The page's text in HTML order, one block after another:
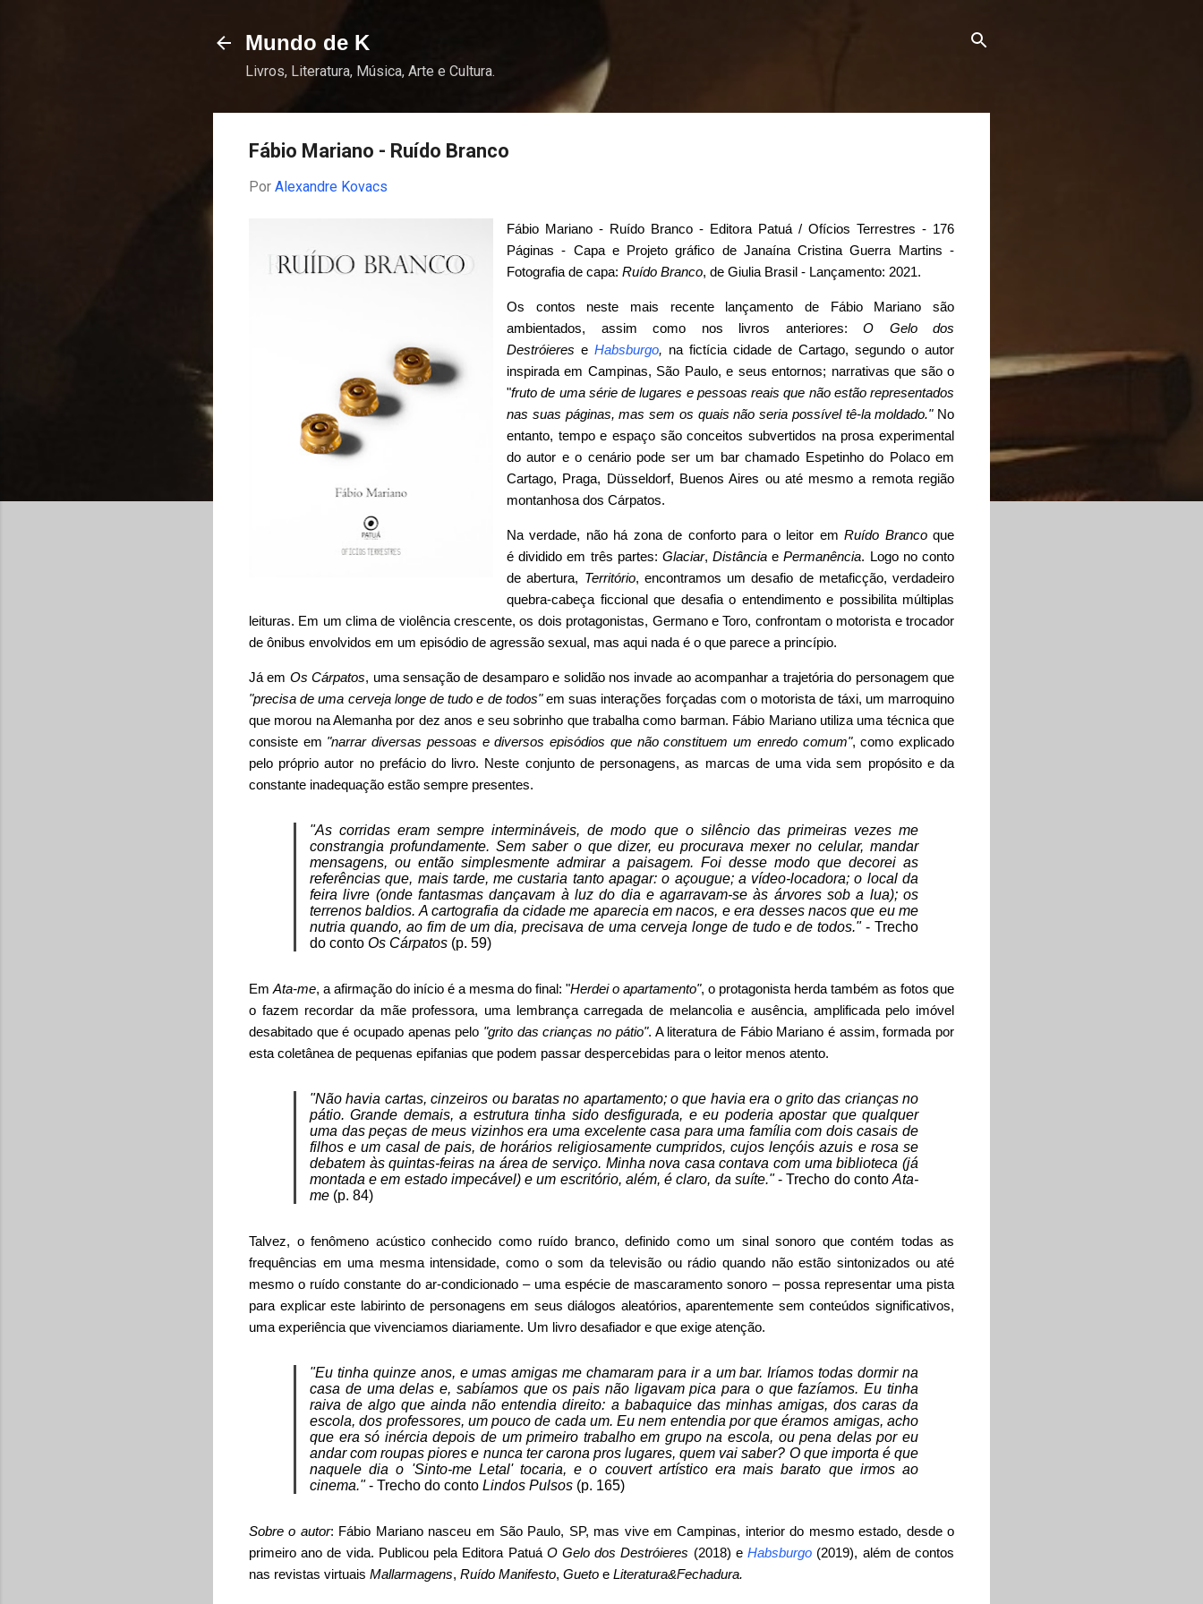
Mundo de K
Livros, Literatura, Música, Arte e Cultura.
Fábio Mariano - Ruído Branco
Por Alexandre Kovacs
Fábio Mariano - Ruído Branco - Editora Patuá / Ofícios Terrestres - 176
Páginas - Capa e Projeto gráfico de Janaína Cristina Guerra Martins -
Fotografia de capa: Ruído Branco, de Giulia Brasil - Lançamento: 2021.
Os contos neste mais recente lançamento de Fábio Mariano são
ambientados, assim como nos livros anteriores: O Gelo dos
Destróieres e Habsburgo, na fictícia cidade de Cartago, segundo o autor
inspirada em Campinas, São Paulo, e seus entornos; narrativas que são o
"fruto de uma série de lugares e pessoas reais que não estão representados
nas suas páginas, mas sem os quais não seria possível tê-la moldado."No
entanto, tempo e espaço são conceitos subvertidos na prosa experimental
do autor e o cenário pode ser um bar chamado Espetinho do Polaco em
Cartago, Praga, Düsseldorf, Buenos Aires ou até mesmo a remota região
montanhosa dos Cárpatos.
Na verdade, não há zona de conforto para o leitor emRuído Brancoque
é dividido em três partes: Glaciar,Distância ePermanência. Logo no conto
de abertura, Território, encontramos um desafio de metaficção, verdadeiro
quebra-cabeça ficcional que desafia o entendimento e possibilita múltiplas
leituras. Em um clima de violência crescente, os dois protagonistas, Germano e Toro, confrontam o motorista e trocador
de ônibus envolvidos em um episódio de agressão sexual, mas aqui nada é o que parece a princípio.
Já em Os Cárpatos, uma sensação de desamparo e solidão nos invade ao acompanhar a trajetória do personagem que
"precisa de uma cerveja longe de tudo e de todos"em suas interações forçadas com o motorista de táxi, um marroquino
que morou na Alemanha por dez anos e seu sobrinho que trabalha como barman. Fábio Mariano utiliza uma técnica que
consiste em "narrar diversas pessoas e diversos episódios que não constituem um enredo comum", como explicado
pelo próprio autor no prefácio do livro. Neste conjunto de personagens, as marcas de uma vida sem propósito e da
constante inadequação estão sempre presentes.
"As corridas eram sempre intermináveis, de modo que o silêncio das primeiras vezes me
constrangia profundamente. Sem saber o que dizer, eu procurava mexer no celular, mandar
mensagens, ou então simplesmente admirar a paisagem. Foi desse modo que decorei as
referências que, mais tarde, me custaria tanto apagar: o açougue; a vídeo-locadora; o local da
feira livre (onde fantasmas dançavam à luz do dia e agarravam-se às árvores sob a lua); os
terrenos baldios. A cartografia da cidade me aparecia em nacos, e era desses nacos que eu me
nutria quando, ao fim de um dia, precisava de uma cerveja longe de tudo e de todos."- Trecho
do conto Os Cárpatos (p. 59)
Em Ata-me, a afirmação do início é a mesma do final: "Herdei o apartamento", o protagonista herda também as fotos que
o fazem recordar da mãe professora, uma lembrança carregada de melancolia e ausência, amplificada pelo imóvel
desabitado que é ocupado apenas pelo "grito das crianças no pátio". A literatura de Fábio Mariano é assim, formada por
esta coletânea de pequenas epifanias que podem passar despercebidas para o leitor menos atento.
"Não havia cartas, cinzeiros ou baratas no apartamento; o que havia era o grito das crianças no
pátio. Grande demais, a estrutura tinha sido desfigurada, e eu poderia apostar que qualquer
uma das peças de meus vizinhos era uma excelente casa para uma família com dois casais de
filhos e um casal de pais, de horários religiosamente cumpridos, cujos lençóis azuis e rosa se
debatem às quintas-feiras na área de serviço. Minha nova casa contava com uma biblioteca (já
montada e em estado impecável) e um escritório, além, é claro, da suíte."- Trecho do contoAta-
me (p. 84)
Talvez, o fenômeno acústico conhecido como ruído branco, definido como um sinal sonoro que contém todas as
frequências em uma mesma intensidade, como o som da televisão ou rádio quando não estão sintonizados ou até
mesmo o ruído constante do ar-condicionado – uma espécie de mascaramento sonoro – possa representar uma pista
para explicar este labirinto de personagens em seus diálogos aleatórios, aparentemente sem conteúdos significativos,
uma experiência que vivenciamos diariamente. Um livro desafiador e que exige atenção.
"Eu tinha quinze anos, e umas amigas me chamaram para ir a um bar. Iríamos todas dormir na
casa de uma delas e, sabíamos que os pais não ligavam pica para o que fazíamos. Eu tinha
raiva de algo que ainda não entendia direito: a babaquice das minhas amigas, dos caras da
escola, dos professores, um pouco de cada um. Eu nem entendia por que éramos amigas, acho
que era só inércia depois de um primeiro trabalho em grupo na escola, ou pena delas por eu
andar com roupas piores e nunca ter carona pros lugares, quem vai saber? O que importa é que
naquele dia o 'Sinto-me Letal' tocaria, e o couvert artístico era mais barato que irmos ao
cinema."- Trecho do conto Lindos Pulsos (p. 165)
Sobre o autor: Fábio Mariano nasceu em São Paulo, SP, mas vive em Campinas, interior do mesmo estado, desde o
primeiro ano de vida. Publicou pela Editora Patuá O Gelo dos Destróieres (2018) eHabsburgo (2019), além de contos
nas revistas virtuais Mallarmagens, Ruído Manifesto, Gueto e Literatura&Fechadura.